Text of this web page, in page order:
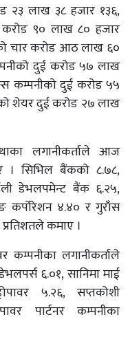
२३ लाख ३८ हजार १३६,
करोड ९० लाख ८० हजार
चार करोड आठ लाख ६०
दुई करोड ५७ लाख
कम्पनीको दुई करोड ५५
शेयर दुई करोड २७ लाख
लगानीकर्ताले आज
। सिभिल बैंकको ८.७८,
डेभलपमेन्ट बैंक ६.२५,
कर्पोरेशन ४.४० र गुराँस
कमाए ।
कम्पनीका लगानीकर्ताले
६.०१, सानिमा माई
५.२६, सप्तकोशी
पार्टनर कम्पनीका